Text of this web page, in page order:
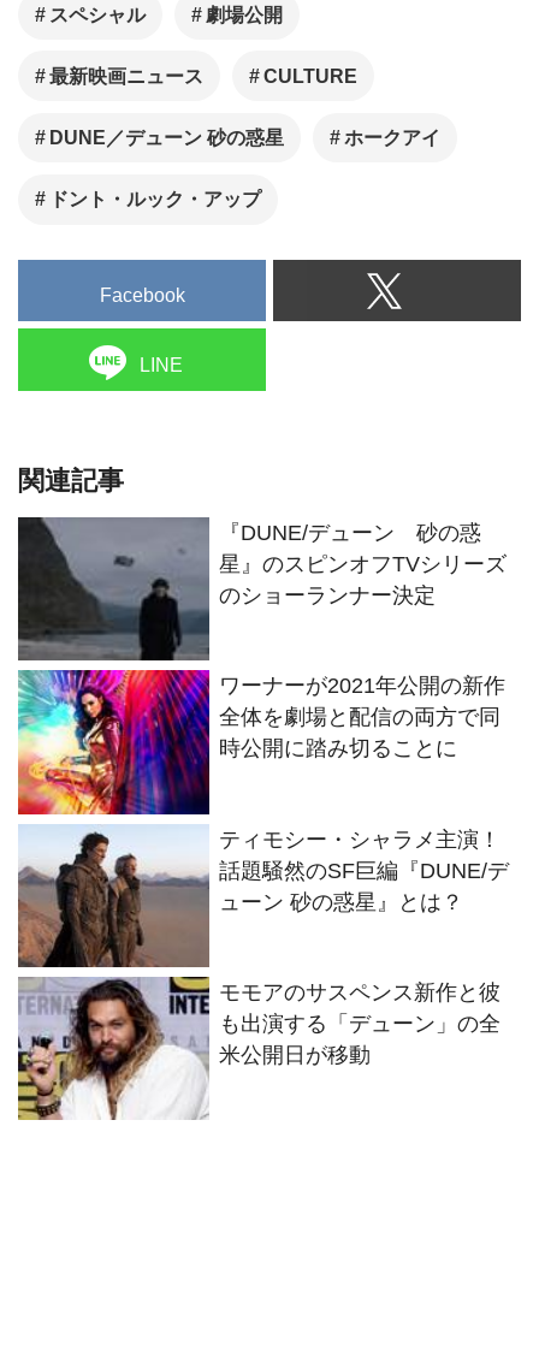
スペシャル 劇場公開
最新映画ニュース CULTURE
DUNE／デューン 砂の惑星 ホークアイ
ドント・ルック・アップ
Facebook
LINE
関連記事
『DUNE/デューン 砂の惑
星』のスピンオフTVシリーズ
のショーランナー決定
ワーナーが2021年公開の新作
全体を劇場と配信の両方で同
時公開に踏み切ることに
ティモシー・シャラメ主演！
話題騒然のSF巨編『DUNE/デ
ューン 砂の惑星』とは？
モモアのサスペンス新作と彼
も出演する「デューン」の全
米公開日が移動